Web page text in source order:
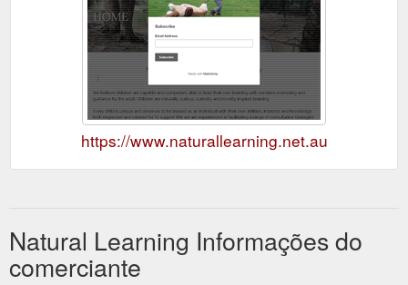
https://www.naturallearning.net.au
Natural Learning Informações do
comerciante